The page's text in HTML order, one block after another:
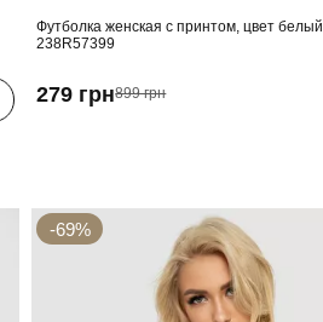
Футболка женская с принтом, цвет белый,
238R57399
279 грн899 грн
-69%